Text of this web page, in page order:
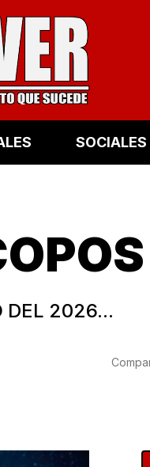
SOCIALES
DEL 2026...